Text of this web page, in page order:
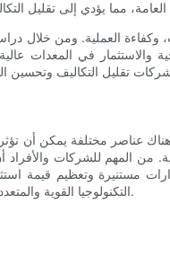
وصيانة المعدات، وكفاءة العملية. ومن
والاستثمار في المعدات
المستمرة، هناك عناصر مختلفة يمكن
من المهم للشركات والأفراد
مستنيرة وتعظيم قيمة
التكنولوجيا القوية والمتعددة الاستخدامات.